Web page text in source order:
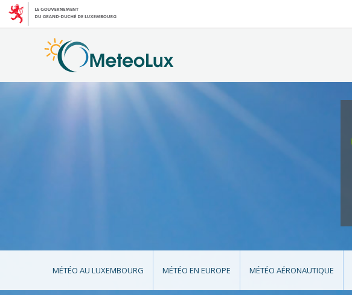
MÉTÉO AU LUXEMBOURG MÉTÉO EN EUROPE MÉTÉO AÉRONAUTIQUE